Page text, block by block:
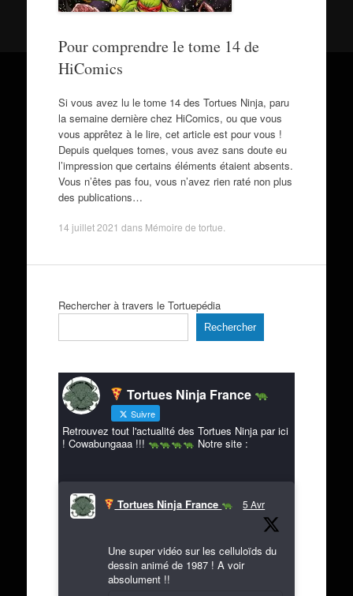
Pour comprendre le tome 14 de
HiComics
Si vous avez lu le tome 14 des Tortues Ninja, paru
la semaine dernière chez HiComics, ou que vous
vous apprêtez à le lire, cet article est pour vous !
Depuis quelques tomes, vous avez sans doute eu
l’impression que certains éléments étaient absents.
Vous n’êtes pas fou, vous n’avez rien raté non plus
des publications…
14 juillet 2021 dans Mémoire de tortue
Rechercher à travers le Tortuepédia
Rechercher
Tortues Ninja France
Suivre
Retrouvez tout l'actualité des Tortues Ninja par ici
! Cowabungaaa !!!
Notre site :
Tortues Ninja France 5 Avr
Une super vidéo sur les celluloïds du
dessin animé de 1987 ! A voir
absolument !!